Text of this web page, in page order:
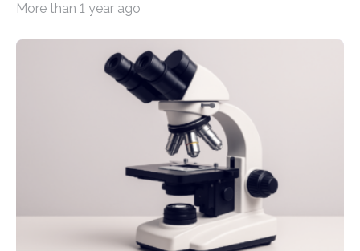
hochrangige wissenschaftliche Publikation zum Thema
Schlaganfall“ mit Sitz in Würzburg fördert die
Schlaganfallforschung, um die Behandlung der
Betroffenen zu verbessern. Dazu schreibt sie auch in
diesem Jahr wieder deutschlandweit den Hentschel-
Preis aus. Er richtet sich gezielt an jüngere
Forscherinnen und Forscher unter 40 Jahren. Geehrt
werden soll eine herausragende Doktorarbeit oder eine
hochrangige wissenschaftliche Publikation zum Thema
More than 1 year ago